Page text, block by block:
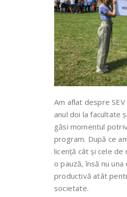
Am aflat despre SEV
anul doi la facultate
găsi momentul
program. După ce
licență cât și cele de
o pauză, însă nu una
productivă atât
societate.